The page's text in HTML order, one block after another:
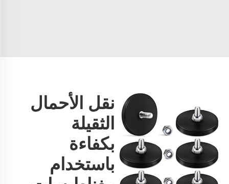
نقل الأحمال
الثقيلة
بكفاءة
باستخدام